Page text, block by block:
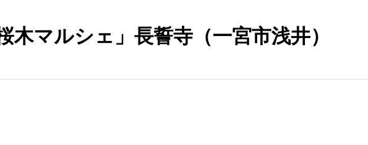
木マルシェ」長誓寺（一宮市浅井）